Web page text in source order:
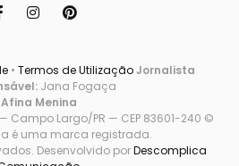
• Termos de UtilizaçãoJornalista
Jana Fogaça
Afina Menina
Campo Largo/PR — CEP 83601-240 ©
é uma marca registrada.
Desenvolvido porDescomplica